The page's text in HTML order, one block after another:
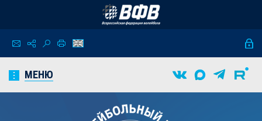
МЕНЮ